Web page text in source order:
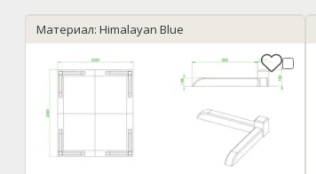
Материал: Himalayan Blue